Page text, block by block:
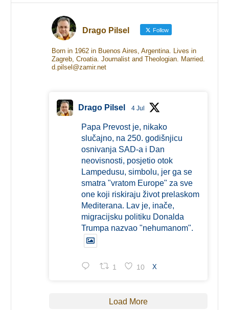
Drago Pilsel Follow
Born in 1962 in Buenos Aires, Argentina. Lives in
Zagreb, Croatia. Journalist and Theologian. Married.
d.pilsel@zamir.net
Drago Pilsel 4 Jul
Papa Prevost je, nikako
slučajno, na 250. godišnjicu
osnivanja SAD-a i Dan
neovisnosti, posjetio otok
Lampedusu, simbolu, jer ga se
smatra "vratom Europe" za sve
one koji riskiraju život prelaskom
Mediterana. Lav je, inače,
migracijsku politiku Donalda
Trumpa nazvao "nehumanom".
1 10 X
Load More